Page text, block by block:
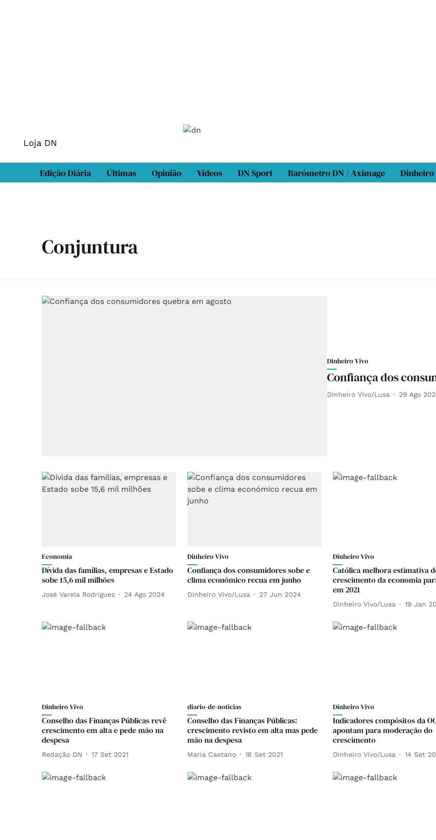
Loja DN
Edição Diária Últimas Opinião Vídeos DN Sport Barómetro DN / Aximage Dinheiro
Conjuntura
Dinheiro Vivo
Confiança dos
Dinheiro Vivo/Lusa 29 Ago
Economia
Dívida das famílias, empresas e Estado
sobe 15,6 mil milhões
José Varela Rodrigues 24 Ago 2024
Dinheiro Vivo
Confiança dos consumidores sobe e
clima económico recua em junho
Dinheiro Vivo/Lusa 27 Jun 2024
Dinheiro Vivo
Católica melhora estimativa
crescimento da economia
em 2021
Dinheiro Vivo/Lusa 19 Jan
Dinheiro Vivo
Conselho das Finanças Públicas revê
crescimento em alta e pede mão na
despesa
Redação DN 17 Set 2021
diario-de-noticias
Conselho das Finanças Públicas:
crescimento revisto em alta mas pede
mão na despesa
Maria Caetano 16 Set 2021
Dinheiro Vivo
Indicadores compósitos da
apontam para moderação do
crescimento
Dinheiro Vivo/Lusa 14 Set